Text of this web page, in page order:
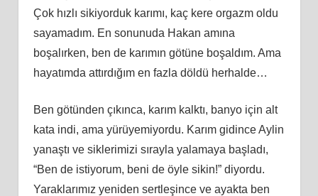
Çok hızlı sikiyorduk karımı, kaç kere orgazm oldu
sayamadım. En sonunuda Hakan amına
boşalırken, ben de karımın götüne boşaldım. Ama
hayatımda attırdığım en fazla döldü herhalde…
Ben götünden çıkınca, karım kalktı, banyo için alt
kata indi, ama yürüyemiyordu. Karım gidince Aylin
yanaştı ve siklerimizi sırayla yalamaya başladı,
“Ben de istiyorum, beni de öyle sikin!” diyordu.
Yaraklarımız yeniden sertleşince ve ayakta ben